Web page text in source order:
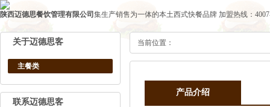
陕西迈德思餐饮管理有限公司 集生产销售为一体的本土西式快餐品牌 加盟热线：
关于迈德思客
主餐类
联系迈德思客
当前位置：
产品介绍